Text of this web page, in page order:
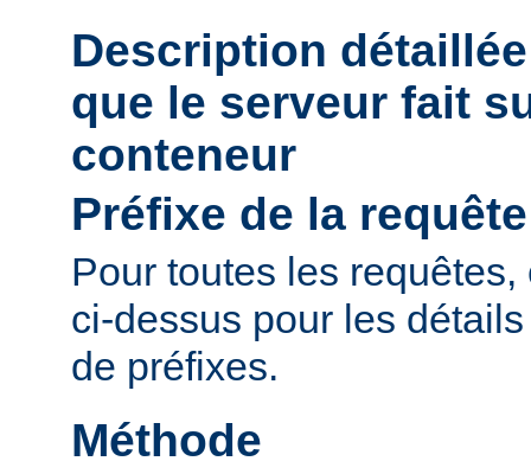
Description
que le serveur fait
conteneur
Préfixe de la requête
Pour toutes les
ci-dessus pour les
de préfixes.
Méthode